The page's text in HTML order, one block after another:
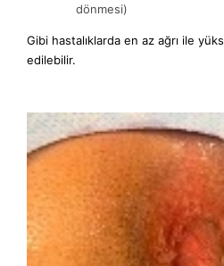
dönmesi)
Gibi hastalıklarda en az ağrı ile
edilebilir.